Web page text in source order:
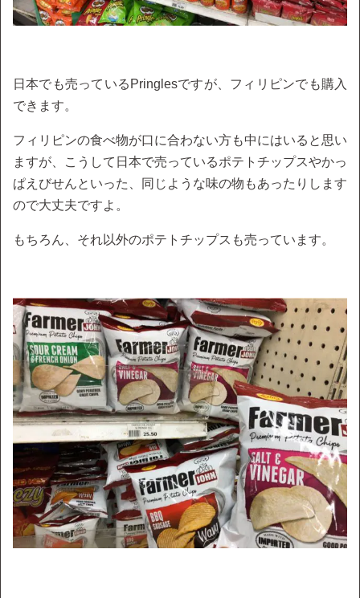
日本でも売っているPringlesですが、フィリピンでも購入
できます。
フィリピンの食べ物が口に合わない方も中にはいると思い
ますが、こうして日本で売っているポテトチップスやかっ
ぱえびせんといった、同じような味の物もあったりします
ので大丈夫ですよ。
もちろん、それ以外のポテトチップスも売っています。